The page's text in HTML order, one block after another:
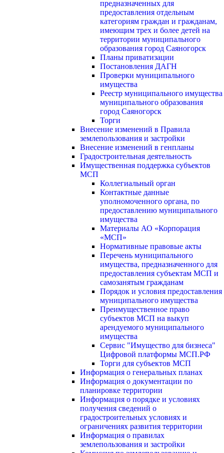
предназначенных для
предоставления отдельным
категориям граждан и гражданам,
имеющим трех и более детей на
территории муниципального
образования город Саяногорск
Планы приватизации
Постановления ДАГН
Проверки муниципального
имущества
Реестр муниципального имущества
муниципального образования
город Саяногорск
Торги
Внесение изменений в Правила
землепользования и застройки
Внесение изменений в генпланы
Градостроительная деятельность
Имущественная поддержка субъектов
МСП
Коллегиальный орган
Контактные данные
уполномоченного органа, по
предоставлению муниципального
имущества
Материалы АО «Корпорация
«МСП»
Нормативные правовые акты
Перечень муниципального
имущества, предназначенного для
предоставления субъектам МСП и
самозанятым гражданам
Порядок и условия предоставления
муниципального имущества
Преимущественное право
субъектов МСП на выкуп
арендуемого муниципального
имущества
Сервис "Имущество для бизнеса"
Цифровой платформы МСП.РФ
Торги для субъектов МСП
Информация о генеральных планах
Информация о документации по
планировке территории
Информация о порядке и условиях
получения сведений о
градостроительных условиях и
ограничениях развития территории
Информация о правилах
землепользования и застройки